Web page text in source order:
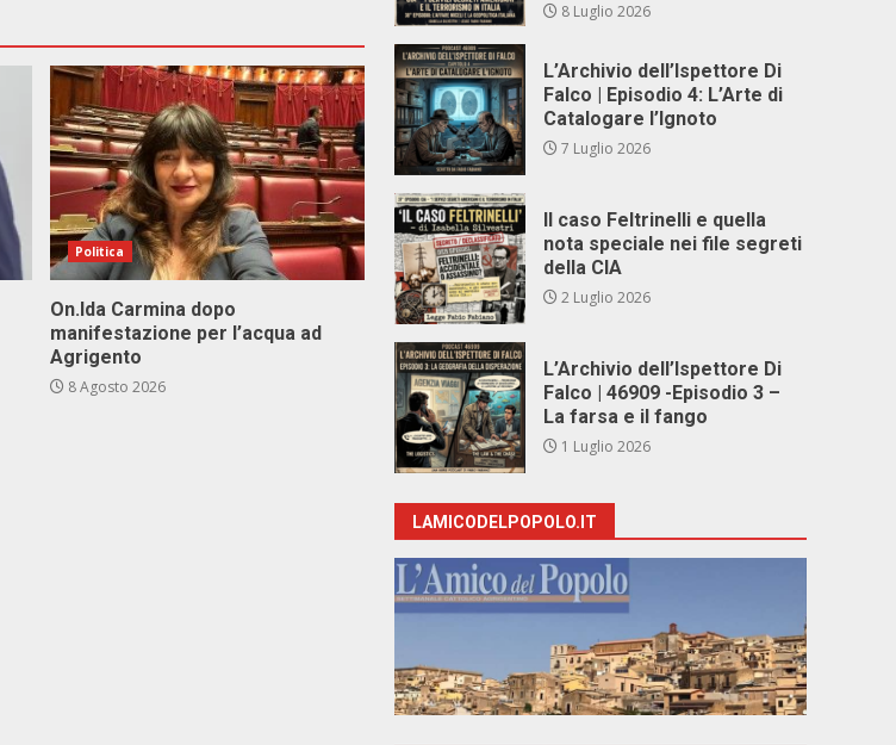
Politica
On.Ida Carmina dopo
manifestazione per l’acqua ad
Agrigento
8 Agosto 2026
8 Luglio 2026
L’Archivio dell’Ispettore Di
Falco | Episodio 4: L’Arte di
Catalogare l’Ignoto
7 Luglio 2026
Il caso Feltrinelli e quella
nota speciale nei file segreti
della CIA
2 Luglio 2026
L’Archivio dell’Ispettore Di
Falco | 46909 -Episodio 3 –
La farsa e il fango
1 Luglio 2026
LAMICODELPOPOLO.IT